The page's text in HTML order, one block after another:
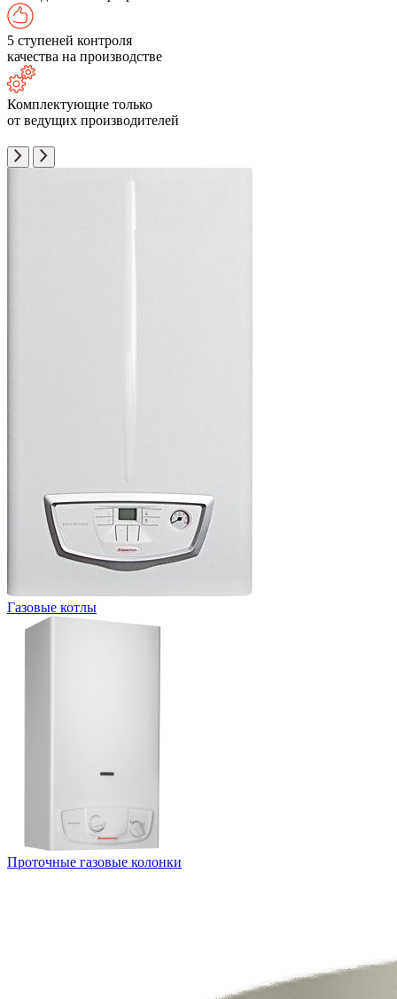
5 ступеней контроля
качества на производстве
Комплектующие только
от ведущих производителей
Газовые котлы
Проточные газовые колонки